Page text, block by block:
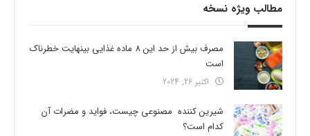
مطالب ویژه نسخه
مصرف بیش از حد این 8 ماده غذایی بینهایت خطرناک
است
اکتبر 26, 2024
شیرین کننده مصنوعی چیست، فواید و مضرات آن
کدام است؟